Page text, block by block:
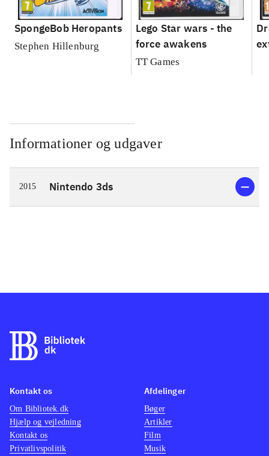
SpongeBob Heropants
Stephen Hillenburg
Lego Star wars - the
force awakens
TT Games
Informationer og udgaver
2015 Nintendo 3ds
Kontakt os
Om Bibliotek.dk
Hjælp og vejledning
Kontakt os
Privatlivspolitik
Afdelinger
Bøger
Artikler
Film
Musik